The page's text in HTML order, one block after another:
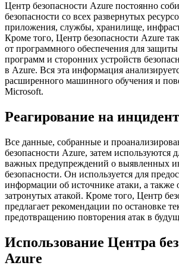
Центр безопасности Azure постоянно
безопасности со всех развернутых
приложения, службы, хранилище,
Кроме того, Центр безопасности Azure
от программного обеспечения для
программ и сторонних устройств
в Azure. Вся эта информация
расширенного машинного обучения и
Microsoft.
Реагирование на инцидент
Все данные, собранные и
безопасности Azure, затем используются
важных предупреждений о выявленных
безопасности. Он используется для
информации об источнике атаки, а также
затронутых атакой. Кроме того, Центр
предлагает рекомендации по остановке
предотвращению повторения атак в
Использование Центра
Azure